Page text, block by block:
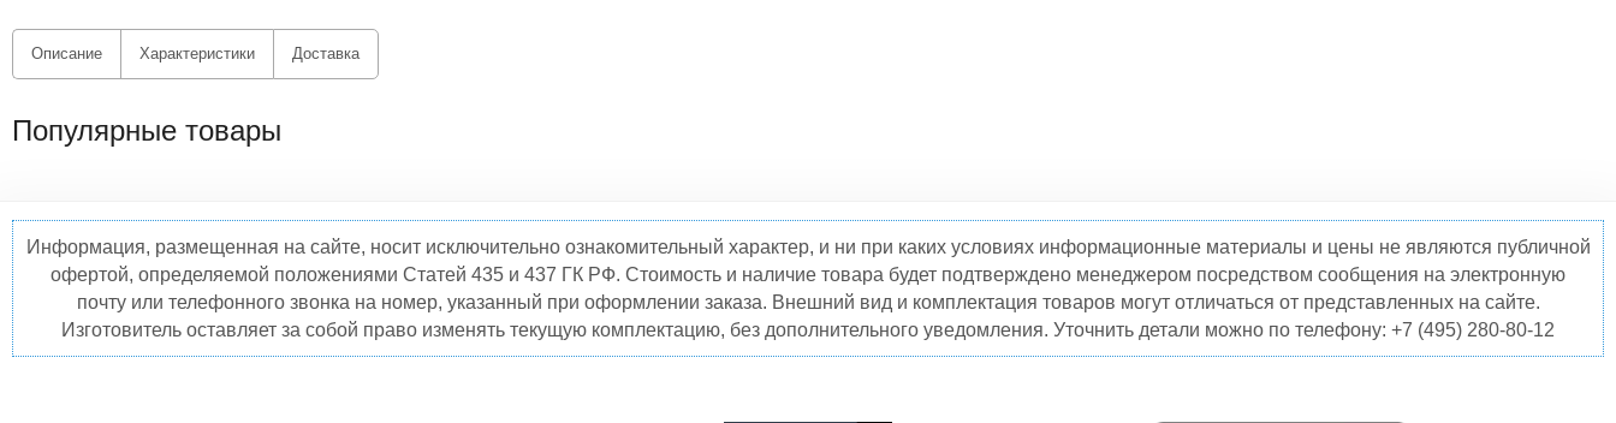
Описание Характеристики Доставка
Популярные товары
Информация, размещенная на сайте, носит исключительно ознакомительный характер, и ни при каких условиях информационные материалы и цены не являются публичной
офертой, определяемой положениями Статей 435 и 437 ГК РФ. Стоимость и наличие товара будет подтверждено менеджером посредством сообщения на электронную
почту или телефонного звонка на номер, указанный при оформлении заказа. Внешний вид и комплектация товаров могут отличаться от представленных на сайте.
Изготовитель оставляет за собой право изменять текущую комплектацию, без дополнительного уведомления. Уточнить детали можно по телефону: +7 (495) 280-80-12